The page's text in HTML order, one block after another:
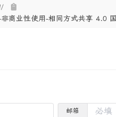
商业性使用-相同方式共享 4.0
邮箱